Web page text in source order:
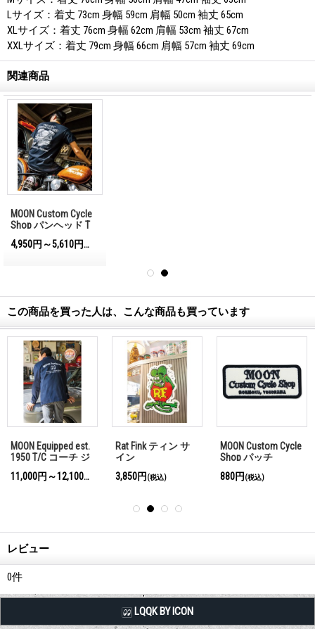
Lサイズ：着丈 73cm 身幅 59cm 肩幅 50cm 袖丈 65cm
XLサイズ：着丈 76cm 身幅 62cm 肩幅 53cm 袖丈 67cm
XXLサイズ：着丈 79cm 身幅 66cm 肩幅 57cm 袖丈 69cm
関連商品
MOON Custom Cycle
Shop パンヘッド T
4,950円～5,610円
(税込)
この商品を買った人は、こんな商品も買っています
MOON Equipped est.
1950 T/C コーチ ジ
11,000円～12,100円
Rat Fink ティン サ
イン
3,850円 (税込)
MOON Custom Cycle
Shop パッチ
880円 (税込)
レビュー
0件
LQQK BY ICON